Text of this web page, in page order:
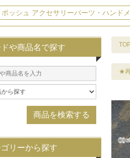
ポッシュ アクセサリーパーツ・ハンド
★
や商品名で探す
リーから探す